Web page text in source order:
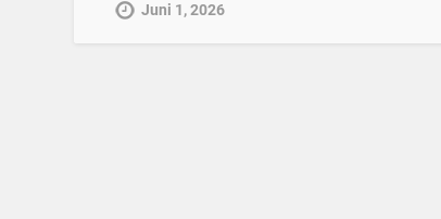
Juni 1, 2026